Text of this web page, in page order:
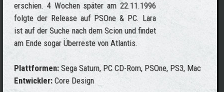
erschien. 4 Wochen später am 22.11.1996
folgte der Release auf PSOne & PC. Lara
ist auf der Suche nach dem Scion und findet
am Ende sogar Überreste von Atlantis.
Plattformen: Sega Saturn, PC CD-Rom, PSOne, PS3, Mac
Entwickler: Core Design